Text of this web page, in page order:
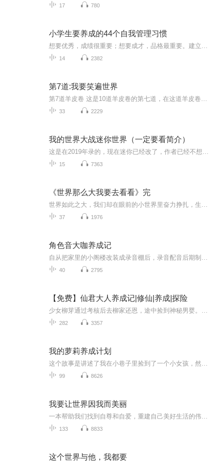
17 780
小学生要养成的44个自我管理习惯
14 2382
第7道:我要笑遍世界
33 2229
我的世界大战迷你世界（一定要看简介）
15 7363
《世界那么大我要去看看》完
37 1976
角色音大咖养成记
40 2795
【免费】仙君大人养成记|修仙|养成|探险
282 3357
我的萝莉养成计划
99 8626
我要让世界因我而美丽
133 8833
这个世界与他，我都要